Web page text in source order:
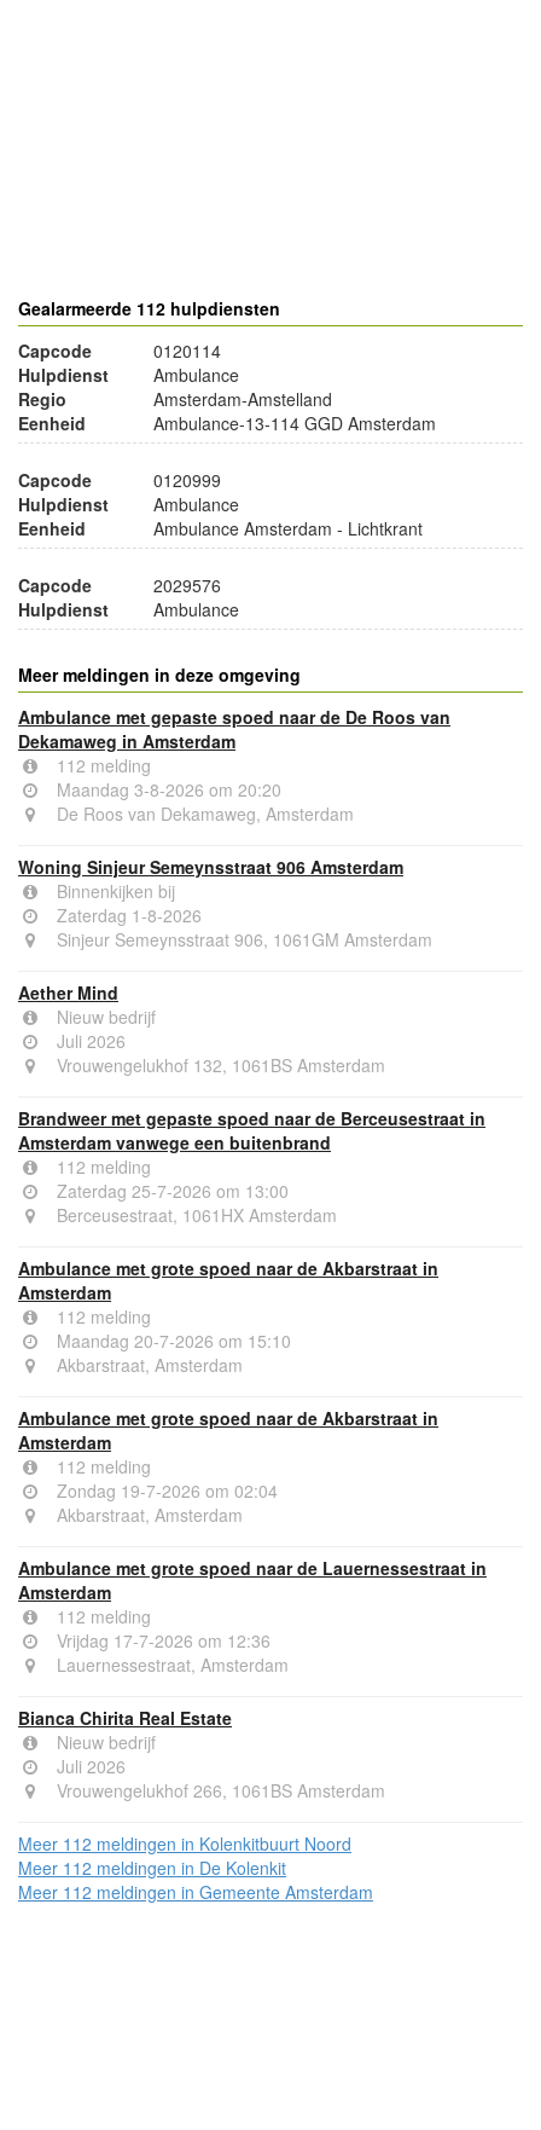
Gealarmeerde 112 hulpdiensten
Capcode
0120114
Hulpdienst
Ambulance
Regio
Amsterdam-Amstelland
Eenheid
Ambulance-13-114 GGD Amsterdam
Capcode
0120999
Hulpdienst
Ambulance
Eenheid
Ambulance Amsterdam - Lichtkrant
Capcode
2029576
Hulpdienst
Ambulance
Meer meldingen in deze omgeving
Ambulance met gepaste spoed naar de De Roos van
Dekamaweg in Amsterdam
112 melding
Maandag 3-8-2026 om 20:20
De Roos van Dekamaweg, Amsterdam
Woning Sinjeur Semeynsstraat 906 Amsterdam
Binnenkijken bij
Zaterdag 1-8-2026
Sinjeur Semeynsstraat 906, 1061GM Amsterdam
Aether Mind
Nieuw bedrijf
Juli 2026
Vrouwengelukhof 132, 1061BS Amsterdam
Brandweer met gepaste spoed naar de Berceusestraat in
Amsterdam vanwege een buitenbrand
112 melding
Zaterdag 25-7-2026 om 13:00
Berceusestraat, 1061HX Amsterdam
Ambulance met grote spoed naar de Akbarstraat in
Amsterdam
112 melding
Maandag 20-7-2026 om 15:10
Akbarstraat, Amsterdam
Ambulance met grote spoed naar de Akbarstraat in
Amsterdam
112 melding
Zondag 19-7-2026 om 02:04
Akbarstraat, Amsterdam
Ambulance met grote spoed naar de Lauernessestraat in
Amsterdam
112 melding
Vrijdag 17-7-2026 om 12:36
Lauernessestraat, Amsterdam
Bianca Chirita Real Estate
Nieuw bedrijf
Juli 2026
Vrouwengelukhof 266, 1061BS Amsterdam
Meer 112 meldingen in Kolenkitbuurt Noord
Meer 112 meldingen in De Kolenkit
Meer 112 meldingen in Gemeente Amsterdam